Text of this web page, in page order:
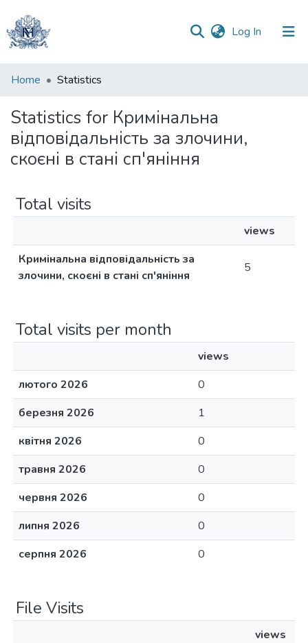
Log In (current)
Communities
Collections
All of DSpace
Home Statistics
Statistics for Кримінальна
відповідальність за злочини,
скоєні в стані сп'яніння
Total visits
views
Кримінальна відповідальність за
злочини, скоєні в стані сп'яніння
5
Total visits per month
views
лютого 2026
0
березня 2026
1
квітня 2026
0
травня 2026
0
червня 2026
0
липня 2026
0
серпня 2026
0
File Visits
views